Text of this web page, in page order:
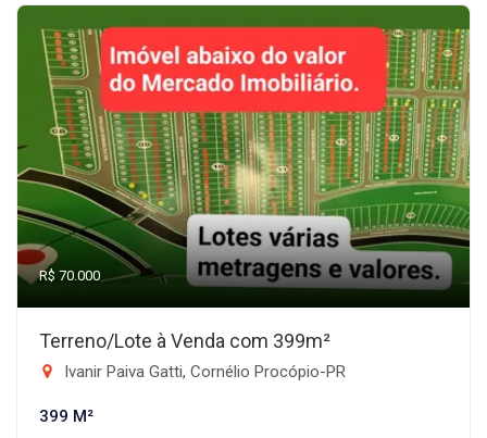
R$ 70.000
Terreno/Lote à Venda com 399m²
Ivanir Paiva Gatti, Cornélio Procópio-PR
399 M²